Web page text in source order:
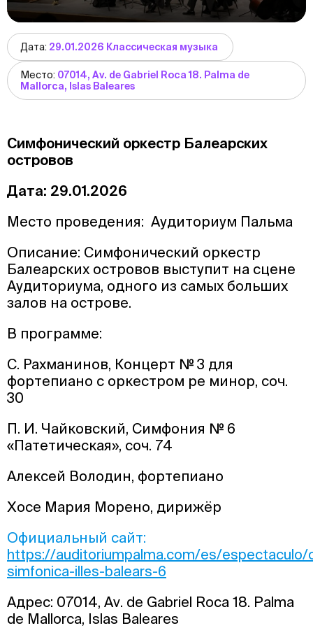
Дата: 29.01.2026 Классическая музыка
Место: 07014, Av. de Gabriel Roca 18. Palma de
Mallorca, Islas Baleares
Симфонический оркестр Балеарских
островов
Дата: 29.01.2026
Место проведения: Аудиториум Пальма
Описание: Симфонический оркестр
Балеарских островов выступит на сцене
Аудиториума, одного из самых больших
залов на острове.
В программе:
С. Рахманинов, Концерт № 3 для
фортепиано с оркестром ре минор, соч.
30
П. И. Чайковский, Симфония № 6
«Патетическая», соч. 74
Алексей Володин, фортепиано
Хосе Мария Морено, дирижёр
Официальный сайт:
https://auditoriumpalma.com/es/espectaculo/
simfonica-illes-balears-6
Адрес: 07014, Av. de Gabriel Roca 18. Palma
de Mallorca, Islas Baleares